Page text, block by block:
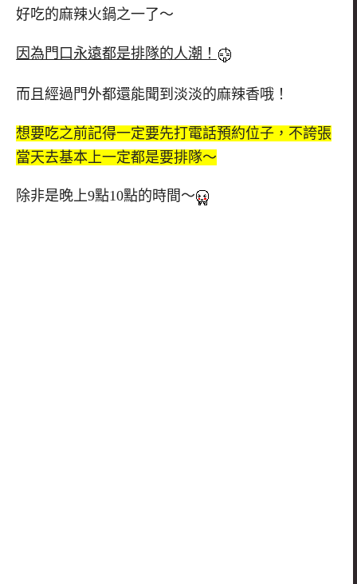
好吃的麻辣火鍋之一了～
因為門口永遠都是排隊的人潮！
而且經過門外都還能聞到淡淡的麻辣香哦！
想要吃之前記得一定要先打電話預約位子，不誇張
當天去基本上一定都是要排隊～
除非是晚上9點10點的時間～